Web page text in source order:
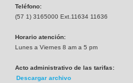
Teléfono:
(57 1) 3165000 Ext.11634 11636
Horario atención:
Lunes a Viernes 8 am a 5 pm
Acto administrativo de las tarifas:
Descargar archivo